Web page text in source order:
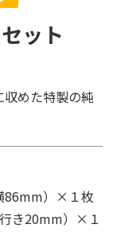
ット
めた特製の純
86mm）×１枚
き20mm）×１